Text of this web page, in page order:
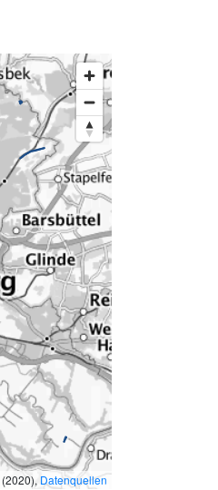
(2020), Datenquellen